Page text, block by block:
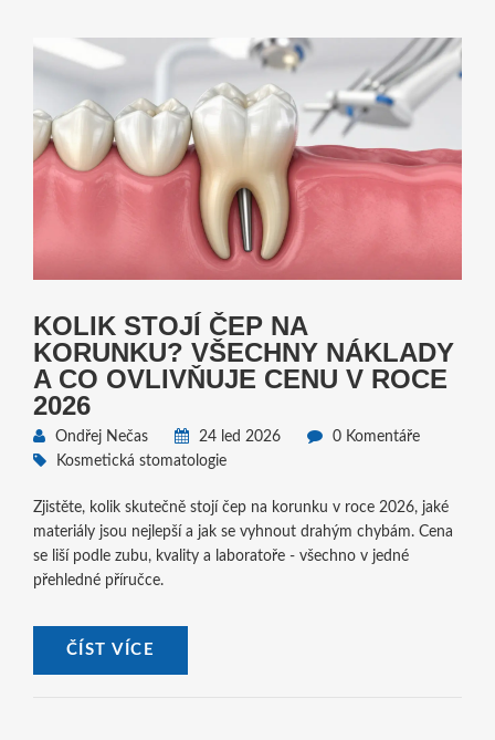
KOLIK STOJÍ ČEP NA
KORUNKU? VŠECHNY NÁKLADY
A CO OVLIVŇUJE CENU V ROCE
2026
Ondřej Nečas 24 led 2026
0 Komentáře
Kosmetická stomatologie
Zjistěte, kolik skutečně stojí čep na korunku v roce 2026, jaké
materiály jsou nejlepší a jak se vyhnout drahým chybám. Cena
se liší podle zubu, kvality a laboratoře - všechno v jedné
přehledné příručce.
ČÍST VÍCE